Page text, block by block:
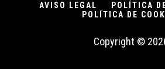
AVISO LEGAL
POLÍTICA
POLÍTICA DE
Copyright ©